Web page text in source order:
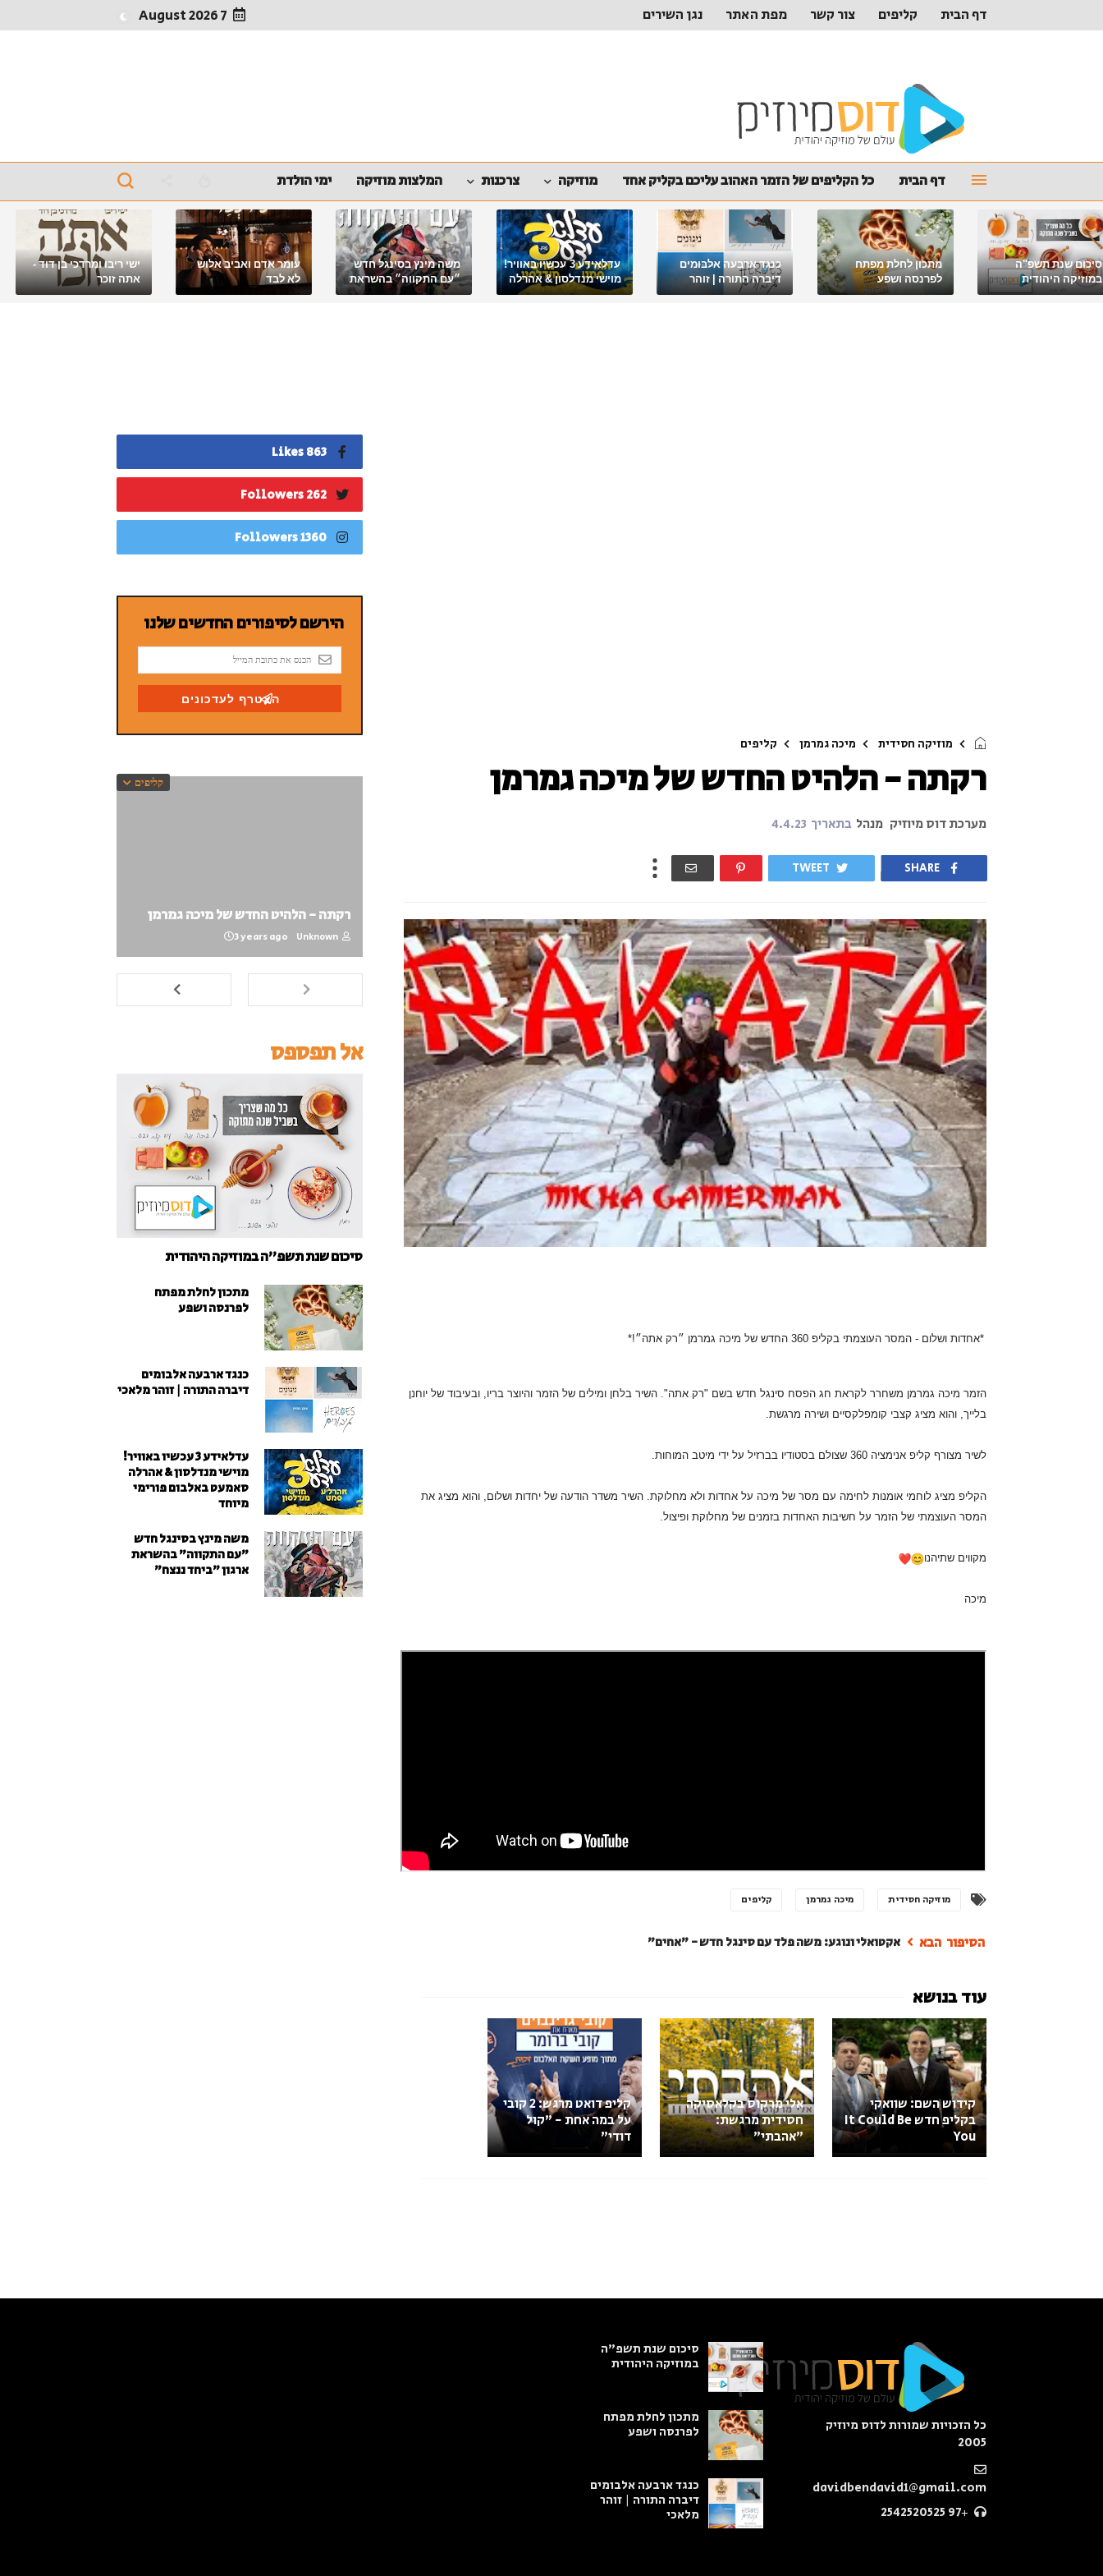
דף הבית קליפים צור קשר מפת האתר נגן השירים 7 August 2026
דף הבית כל הקליפים של הזמר האהוב עליכם בקליק אחד מוזיקה צרכנות המלצות מוזיקה ימי הולדת
סיכום שנת תשפ"ה
במוזיקה היהודית
מתכון לחלת מפתח
לפרנסה ושפע
כנגד ארבעה אלבומים
דיברה התורה | זוהר
מלאכי
עדלאידע 3 עכשיו באוויר!
מוישי מנדלסון & אהרלה
סאמעט באלבום פורימי
משה מינץ בסינגל חדש
״עם התקווה״ בהשראת
ארגון "ביחד ננצח"
עומר אדם ואביב אלוש
לא לבד
ישי ריבו ומרדכי בן דוד -
אתה זוכר
מוזיקה חסידית מיכה גמרמן קליפים
רקתה - הלהיט החדש של מיכה גמרמן
מערכת דוס מיוזיק מנהל בתאריך 4.4.23
SHARE
TWEET
*אחדות ושלום - המסר העוצמתי בקליפ 360 החדש של מיכה גמרמן ״רק אתה״!*
הזמר מיכה גמרמן משחרר לקראת חג הפסח סינגל חדש בשם "רק אתה". השיר בלחן ומילים של הזמר והיוצר בריו, ובעיבוד של יוחנן
בלייך, והוא מציג קצבי קומפלקסיים ושירה מרגשת.
לשיר מצורף קליפ אנימציה 360 שצולם בסטודיו בברזיל על ידי מיטב המוחות.
הקליפ מציג לוחמי אומנות לחימה עם מסר של מיכה על אחדות ולא מחלוקת. השיר משדר הודעה של יחדות ושלום, והוא מציג את
המסר העוצמתי של הזמר על חשיבות האחדות בזמנים של מחלוקת ופיצול.
מקווים שתיהנו
מיכה
מוזיקה חסידית מיכה גמרמן קליפים
אקטואלי ונוגע: משה פלד עם סינגל חדש - "אחים"
קידוש השם: שוואקי
בקליפ חדש It Could Be
You‏
אלי מרקוס בקלאסיקה
חסידית מרגשת:
״אהבתי״
קליפ דואט מרגש: 2 קובי
על במה אחת - "קול
דודי"
863 Likes
262 Followers
1360 Followers
קליפים
רקתה - הלהיט החדש של מיכה גמרמן
Unknown
3 years ago
אל תפספס
סיכום שנת תשפ"ה במוזיקה היהודית
מתכון לחלת מפתח
לפרנסה ושפע
כנגד ארבעה אלבומים
דיברה התורה | זוהר מלאכי
עדלאידע 3 עכשיו באוויר!
מוישי מנדלסון & אהרלה
סאמעט באלבום פורימי
מיוחד
משה מינץ בסינגל חדש
״עם התקווה״ בהשראת
ארגון "ביחד ננצח"
כל הזכויות שמורות לדוס מיוזיק
2005
davidbendavid1@gmail.com
+97 2542520525
סיכום שנת תשפ"ה
במוזיקה היהודית
מתכון לחלת מפתח
לפרנסה ושפע
כנגד ארבעה אלבומים
דיברה התורה | זוהר
מלאכי